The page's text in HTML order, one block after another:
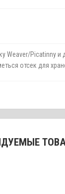
Weaver/
отсек для